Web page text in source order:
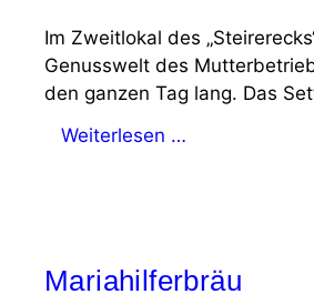
Im Zweitlokal des
Genusswelt des
den ganzen Tag lang. Das
Weiterlesen …
Mariahilferbräu